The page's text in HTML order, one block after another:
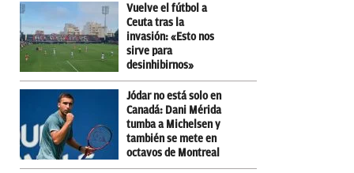
Vuelve el fútbol a
Ceuta tras la
invasión: «Esto nos
sirve para
desinhibirnos»
Jódar no está solo en
Canadá: Dani Mérida
tumba a Michelsen y
también se mete en
octavos de Montreal